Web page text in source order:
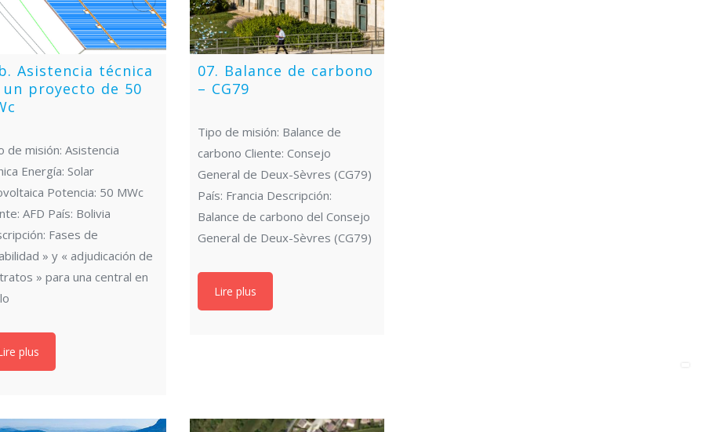
Asistencia técnica
un proyecto de 50
de misión: Asistencia
Energía: Solar
Potencia: 50 MWc
AFD País: Bolivia
Fases de
» y « adjudicación de
» para una central en
plus
07. Balance de carbono
– CG79
Tipo de misión: Balance de
carbono Cliente: Consejo
General de Deux-Sèvres (CG79)
País: Francia Descripción:
Balance de carbono del Consejo
General de Deux-Sèvres (CG79)
Lire plus